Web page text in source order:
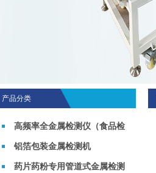
产品分类
高频率全金属检测仪（食品检
测机）铝箔包装金属检测机
药片药粉专用管道式金属检测